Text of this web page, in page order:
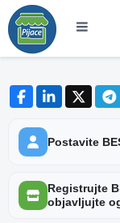
Postavite
Registrujte
objavljujte